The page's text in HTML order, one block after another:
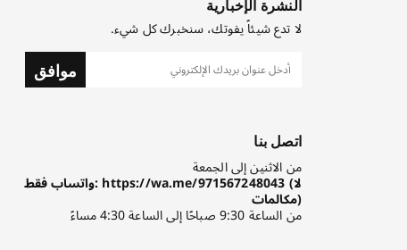
النشرة الإخبارية
لا تدع شيئاً يفوتك، سنخبرك كل شيء.
موافق
اتصل بنا
من الاثنين إلى الجمعة
واتساب فقط: https://wa.me/971567248043 (لا
مكالمات)
من الساعة 9:30 صباحًا إلى الساعة 4:30 مساءً